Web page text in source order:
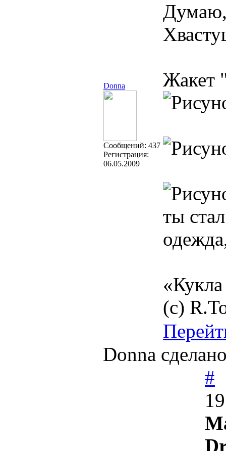
Donna
Cообщений: 437
Регистрация:
06.05.2009
Думаю,
Жакет
ты
(с)
Donna
#